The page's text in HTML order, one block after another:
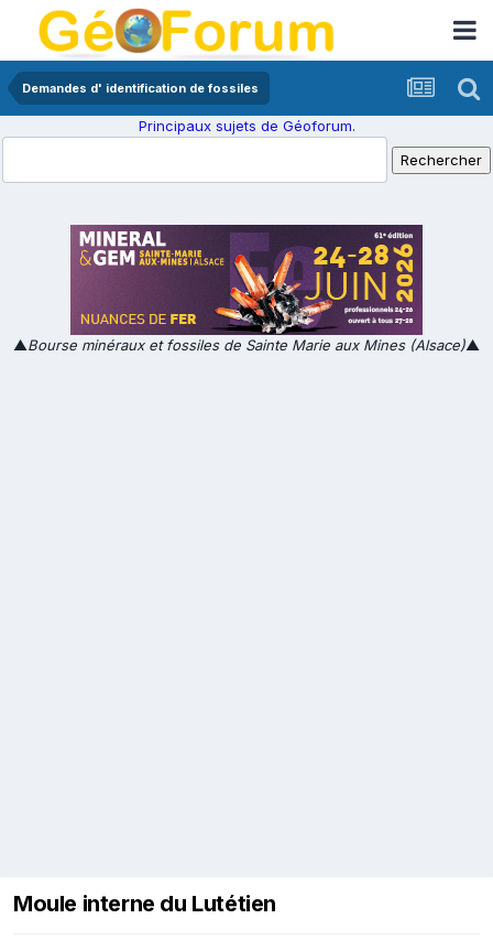
Demandes d' identification de fossiles
Principaux sujets de Géoforum.
▲Bourse minéraux et fossiles de Sainte Marie aux Mines (Alsace)▲
Moule interne du Lutétien